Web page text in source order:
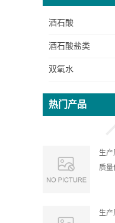
酒石酸
酒石酸盐类
双氧水
热门产品
生产
生产
质量
生